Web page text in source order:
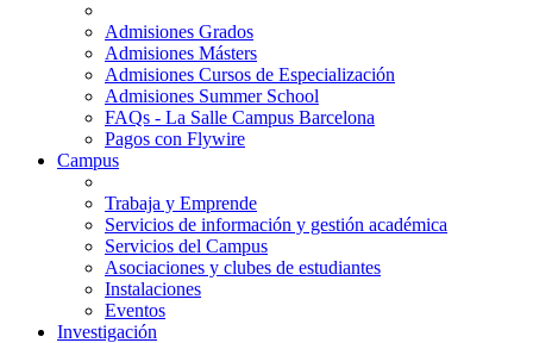
Admisiones Grados
Admisiones Másters
Admisiones Cursos de Especialización
Admisiones Summer School
FAQs - La Salle Campus Barcelona
Pagos con Flywire
Campus
Trabaja y Emprende
Servicios de información y gestión académica
Servicios del Campus
Asociaciones y clubes de estudiantes
Instalaciones
Eventos
Investigación